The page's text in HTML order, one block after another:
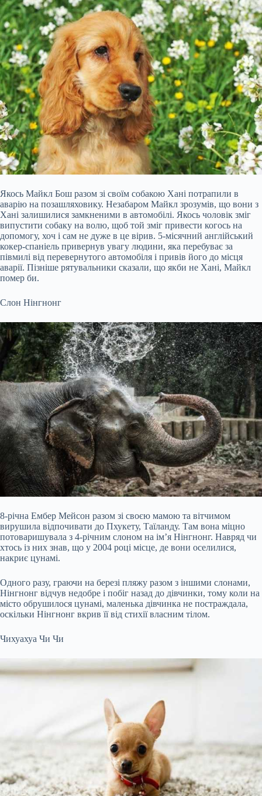
Якось Майкл Бош разом зі своїм собакою Хані потрапили в
аварію на позашляховику. Незабаром Майкл зрозумів, що вони з
Хані залишилися замкненими в автомобілі. Якось чоловік зміг
випустити собаку на волю, щоб той зміг привести когось на
допомогу, хоч і сам не дуже в це вірив. 5-місячний англійський
кокер-спаніель привернув увагу людини, яка перебуває за
півмилі від перевернутого автомобіля і привів його до місця
аварії. Пізніше рятувальники сказали, що якби не Хані, Майкл
помер би.
Слон Нінгнонг
8-річна Ембер Мейсон разом зі своєю мамою та вітчимом
вирушила відпочивати до Пхукету, Таїланду. Там вона міцно
потоваришувала з 4-річним слоном на ім’я Нінгнонг. Навряд чи
хтось із них знав, що у 2004 році місце, де вони оселилися,
накриє цунамі.
Одного разу, граючи на березі пляжу разом з іншими слонами,
Нінгнонг відчув недобре і побіг назад до дівчинки, тому коли на
місто обрушилося цунамі, маленька дівчинка не постраждала,
оскільки Нінгнонг вкрив її від стихії власним тілом.
Чихуахуа Чи Чи